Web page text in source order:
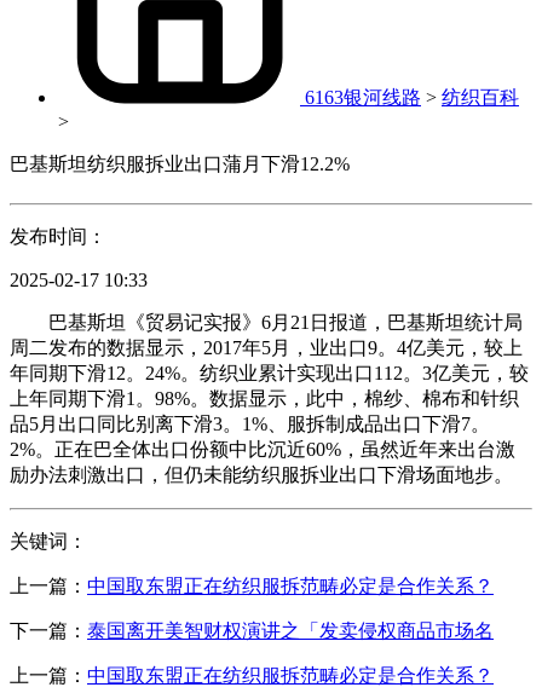
6163银河线路 > 纺织百科
>
巴基斯坦纺织服拆业出口蒲月下滑12.2%
发布时间：
2025-02-17 10:33
巴基斯坦《贸易记实报》6月21日报道，巴基斯坦统计局
周二发布的数据显示，2017年5月，业出口9。4亿美元，较上
年同期下滑12。24%。纺织业累计实现出口112。3亿美元，较
上年同期下滑1。98%。数据显示，此中，棉纱、棉布和针织
品5月出口同比别离下滑3。1%、服拆制成品出口下滑7。
2%。正在巴全体出口份额中比沉近60%，虽然近年来出台激
励办法刺激出口，但仍未能纺织服拆业出口下滑场面地步。
关键词：
上一篇： 中国取东盟正在纺织服拆范畴必定是合作关系？
下一篇： 泰国离开美智财权演讲之「发卖侵权商品市场名
上一篇： 中国取东盟正在纺织服拆范畴必定是合作关系？